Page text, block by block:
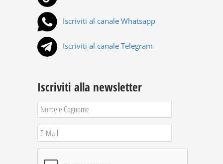
Iscriviti al canale Whatsapp
Iscriviti al canale Telegram
Iscriviti alla newsletter